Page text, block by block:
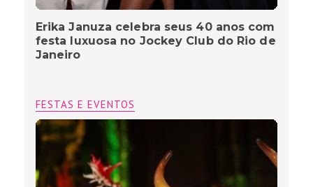
Erika Januza celebra seus 40 anos com
festa luxuosa no Jockey Club do Rio de
Janeiro
FESTAS E EVENTOS